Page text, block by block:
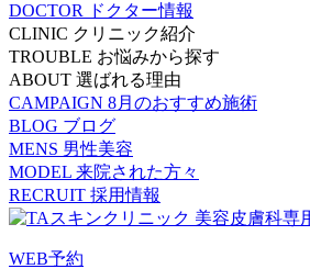
DOCTOR
ドクター情報
CLINIC クリニック紹介
TROUBLE お悩みから探す
ABOUT 選ばれる理由
CAMPAIGN 8月のおすすめ施術
BLOG ブログ
MENS 男性美容
MODEL 来院された方々
RECRUIT 採用情報
WEB予約